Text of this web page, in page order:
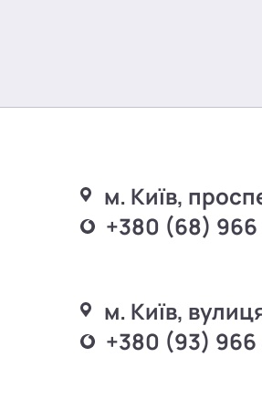
м. Київ,
+380 (68) 966
м. Київ,
+380 (93) 966